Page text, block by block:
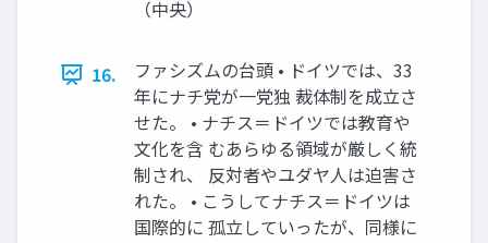
（中央）
16.
ファシズムの台頭 • ドイツでは、33
年にナチ党が一党独 裁体制を成立さ
せた。 • ナチス＝ドイツでは教育や
文化を含 むあらゆる領域が厳しく統
制され、 反対者やユダヤ人は迫害さ
れた。 • こうしてナチス＝ドイツは
国際的に 孤立していったが、同様に